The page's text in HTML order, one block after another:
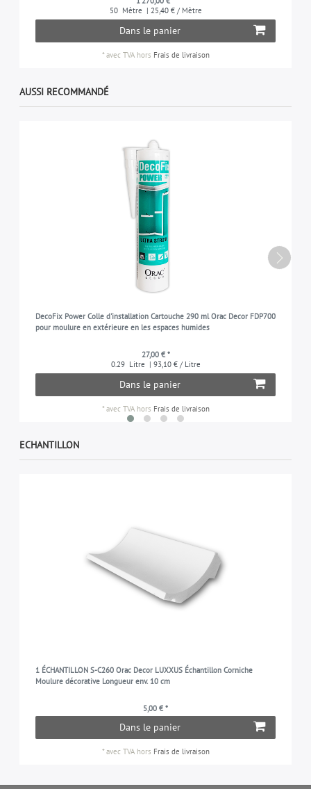
50 Mètre | 25,40 € / Mètre
Dans le panier
*avec TVAhors Frais de livraison
AUSSI RECOMMANDÉ
DecoFix Power Colle d'installation Cartouche 290 ml Orac Decor FDP700
pour moulure en extérieure en les espaces humides
27,00 € *
0.29 Litre | 93,10 € / Litre
Dans le panier
*avec TVAhors Frais de livraison
ECHANTILLON
1 ÉCHANTILLON S-C260 Orac Decor LUXXUS Échantillon Corniche
Moulure décorative Longueur env. 10 cm
5,00 € *
Dans le panier
*avec TVAhors Frais de livraison